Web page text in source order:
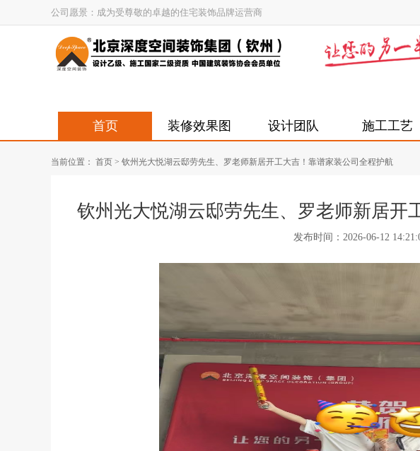
公司愿景：成为受尊敬的卓越的住宅装饰品牌运营商
首页 装修效果图 设计团队 施工工艺
当前位置： 首页 > 钦州光大悦湖云邸劳先生、罗老师新居开工大吉！靠谱家装公司全程护航
钦州光大悦湖云邸劳先生、罗老师新居开
发布时间：2026-06-12